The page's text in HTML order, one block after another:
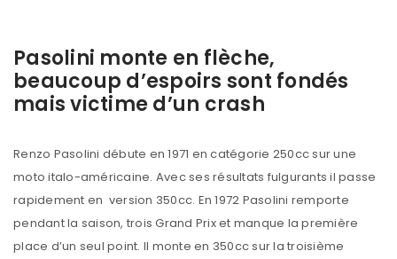
Pasolini monte en flèche,
beaucoup d’espoirs sont fondés
mais victime d’un crash
Renzo Pasolini débute en 1971 en catégorie 250cc sur une
moto italo-américaine. Avec ses résultats fulgurants il passe
rapidement en version 350cc. En 1972 Pasolini remporte
pendant la saison, trois Grand Prix et manque la première
place d’un seul point. Il monte en 350cc sur la troisième